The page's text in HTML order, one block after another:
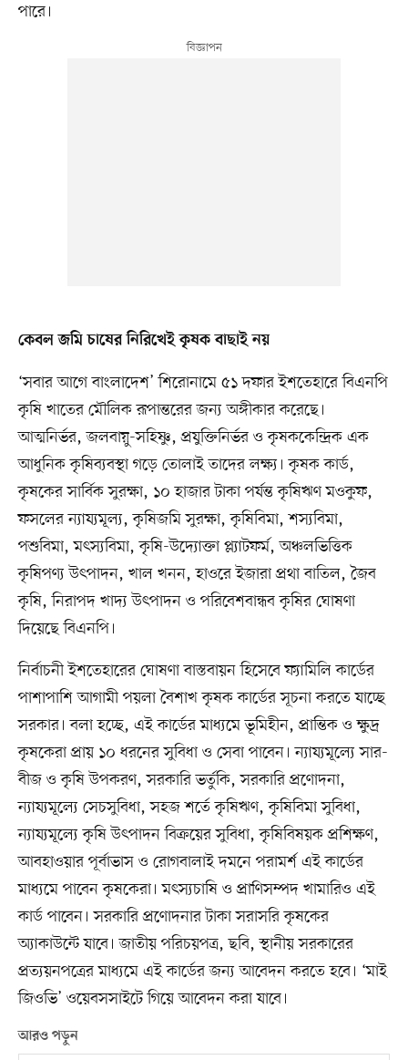
পারে।
কেবল জমি চাষের নিরিখেই কৃষক বাছাই নয়
‘সবার আগে বাংলাদেশ’ শিরোনামে ৫১ দফার ইশতেহারে বিএনপি
কৃষি খাতের মৌলিক রূপান্তরের জন্য অঙ্গীকার করেছে।
আত্মনির্ভর, জলবায়ু-সহিষ্ণু, প্রযুক্তিনির্ভর ও কৃষককেন্দ্রিক এক
আধুনিক কৃষিব্যবস্থা গড়ে তোলাই তাদের লক্ষ্য। কৃষক কার্ড,
কৃষকের সার্বিক সুরক্ষা, ১০ হাজার টাকা পর্যন্ত কৃষিঋণ মওকুফ,
ফসলের ন্যায্যমূল্য, কৃষিজমি সুরক্ষা, কৃষিবিমা, শস্যবিমা,
পশুবিমা, মৎস্যবিমা, কৃষি-উদ্যোক্তা প্ল্যাটফর্ম, অঞ্চলভিত্তিক
কৃষিপণ্য উৎপাদন, খাল খনন, হাওরে ইজারা প্রথা বাতিল, জৈব
কৃষি, নিরাপদ খাদ্য উৎপাদন ও পরিবেশবান্ধব কৃষির ঘোষণা
দিয়েছে বিএনপি।
নির্বাচনী ইশতেহারের ঘোষণা বাস্তবায়ন হিসেবে ফ্যামিলি কার্ডের
পাশাপাশি আগামী পয়লা বৈশাখ কৃষক কার্ডের সূচনা করতে যাচ্ছে
সরকার। বলা হচ্ছে, এই কার্ডের মাধ্যমে ভূমিহীন, প্রান্তিক ও ক্ষুদ্র
কৃষকেরা প্রায় ১০ ধরনের সুবিধা ও সেবা পাবেন। ন্যায্যমূল্যে সার-
বীজ ও কৃষি উপকরণ, সরকারি ভর্তুকি, সরকারি প্রণোদনা,
ন্যায্যমূল্যে সেচসুবিধা, সহজ শর্তে কৃষিঋণ, কৃষিবিমা সুবিধা,
ন্যায্যমূল্যে কৃষি উৎপাদন বিক্রয়ের সুবিধা, কৃষিবিষয়ক প্রশিক্ষণ,
আবহাওয়ার পূর্বাভাস ও রোগবালাই দমনে পরামর্শ এই কার্ডের
মাধ্যমে পাবেন কৃষকেরা। মৎস্যচাষি ও প্রাণিসম্পদ খামারিও এই
কার্ড পাবেন। সরকারি প্রণোদনার টাকা সরাসরি কৃষকের
অ্যাকাউন্টে যাবে। জাতীয় পরিচয়পত্র, ছবি, স্থানীয় সরকারের
প্রত্যয়নপত্রের মাধ্যমে এই কার্ডের জন্য আবেদন করতে হবে। ‘মাই
জিওভি’ ওয়েবসসাইটে গিয়ে আবেদন করা যাবে।
আরও পড়ুন